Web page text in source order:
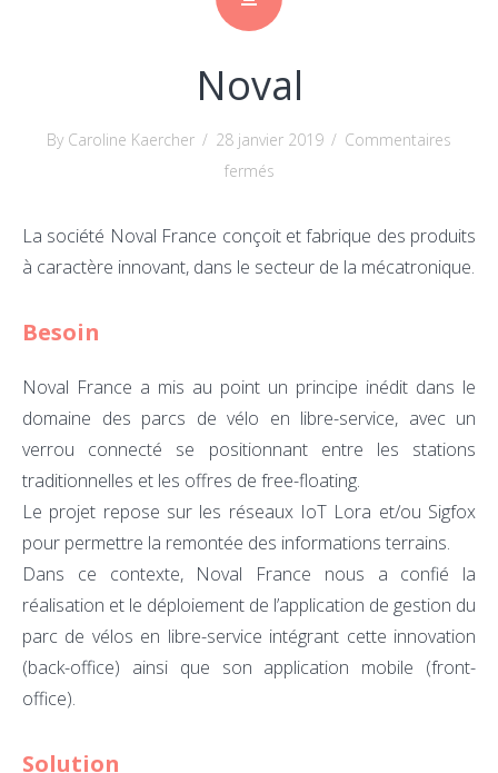
Noval
By Caroline Kaercher / 28 janvier 2019 / Commentaires
ferméssur
La société Noval France conçoit et fabrique des produits
à caractère innovant, dans le secteur de la mécatronique.
Besoin
Noval France a mis au point un principe inédit dans le
domaine des parcs de vélo en libre-service, avec un
verrou connecté se positionnant entre les stations
traditionnelles et les offres de free-floating.
Le projet repose sur les réseaux IoT Lora et/ou Sigfox
pour permettre la remontée des informations terrains.
Dans ce contexte, Noval France nous a confié la
réalisation et le déploiement de l’application de gestion du
parc de vélos en libre-service intégrant cette innovation
(back-office) ainsi que son application mobile (front-
office).
Solution